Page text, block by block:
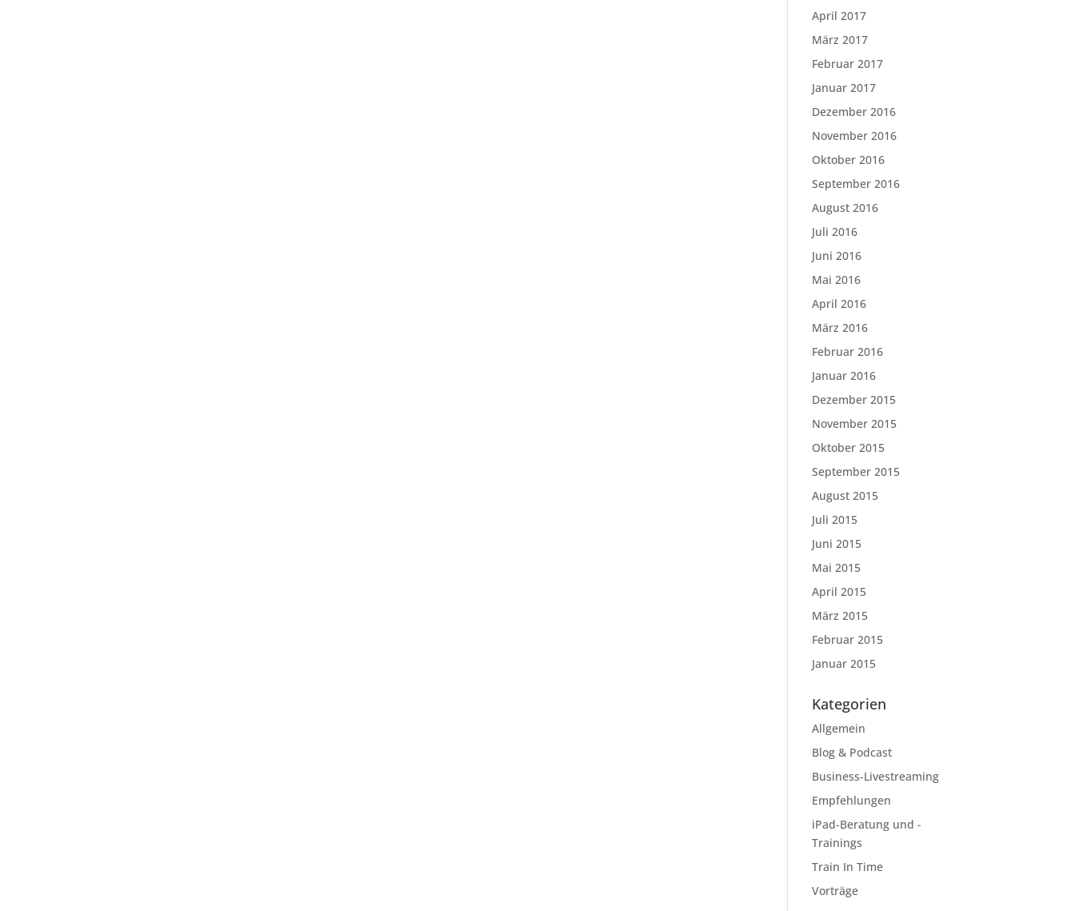
April 2017
März 2017
Februar 2017
Januar 2017
Dezember 2016
November 2016
Oktober 2016
September 2016
August 2016
Juli 2016
Juni 2016
Mai 2016
April 2016
März 2016
Februar 2016
Januar 2016
Dezember 2015
November 2015
Oktober 2015
September 2015
August 2015
Juli 2015
Juni 2015
Mai 2015
April 2015
März 2015
Februar 2015
Januar 2015
Kategorien
Allgemein
Blog & Podcast
Business-Livestreaming
Empfehlungen
iPad-Beratung und -
Trainings
Train In Time
Vorträge